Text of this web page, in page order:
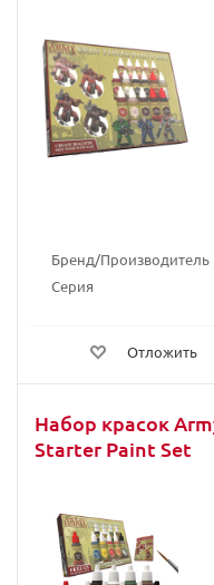
Бренд/Производитель
Серия
Отложить
Набор красок
Starter Paint Set